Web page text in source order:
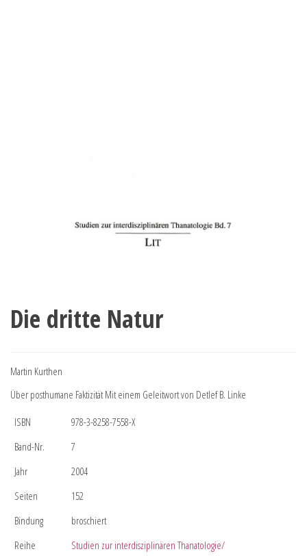
Die dritte Natur
Martin Kurthen
Über posthumane Faktizität Mit einem Geleitwort von Detlef B. Linke
ISBN
978-3-8258-7558-X
Band-Nr.
7
Jahr
2004
Seiten
152
Bindung
broschiert
Reihe
Studien zur interdisziplinären Thanatologie/